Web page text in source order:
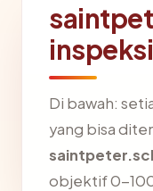
Di bawah:
yang bisa
objektif 0-